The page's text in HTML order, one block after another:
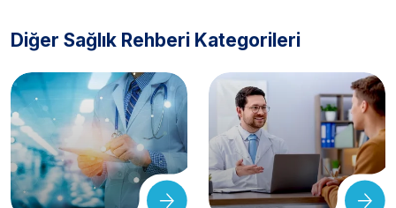
Diğer Sağlık Rehberi Kategorileri